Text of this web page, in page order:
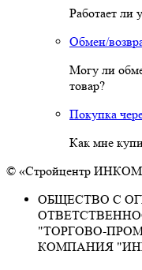
Работает ли
Обмен/
Могу ли
товар?
Покупка
Как мне
© «Стройцентр
ОБЩЕСТВО С
"ТОРГОВО-
КОМПАНИЯ